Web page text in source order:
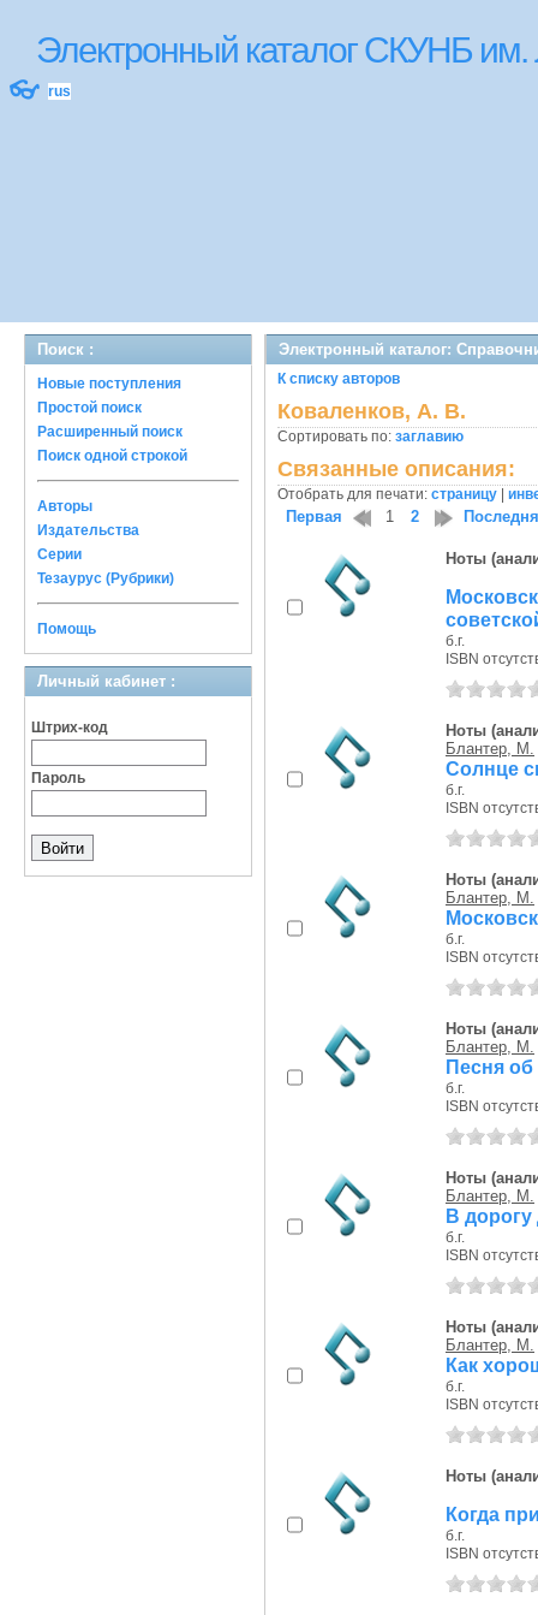
Электронный каталог СКУНБ
👓 rus
Поиск :
Новые поступления
Простой поиск
Расширенный поиск
Поиск одной строкой
Авторы
Издательства
Серии
Тезаурус (Рубрики)
Помощь
Личный кабинет :
Штрих-код
Пароль
Электронный каталог:
К списку авторов
Коваленков, А. В.
Сортировать по: заглавию
Связанные описания:
Отобрать для печати: страницу
Первая 1 2
Ноты
б.г.
ISBN
Ноты
Блантер, М.
Солнце
б.г.
ISBN
Ноты
Блантер, М.
б.г.
ISBN
Ноты
Блантер, М.
Песня об
б.г.
ISBN
Ноты
Блантер, М.
В дорогу
б.г.
ISBN
Ноты
Блантер, М.
Как
б.г.
ISBN
Ноты
Когда
б.г.
ISBN